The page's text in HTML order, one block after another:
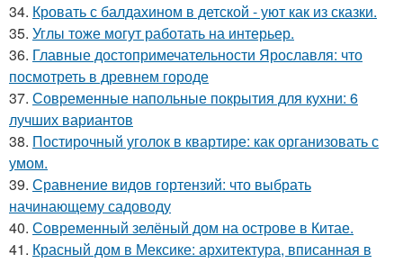
34. Кровать с балдахином в детской - уют как из сказки.
35. Углы тоже могут работать на интерьер.
36. Главные достопримечательности Ярославля: что
посмотреть в древнем городе
37. Современные напольные покрытия для кухни: 6
лучших вариантов
38. Постирочный уголок в квартире: как организовать с
умом.
39. Сравнение видов гортензий: что выбрать
начинающему садоводу
40. Современный зелёный дом на острове в Китае.
41. Красный дом в Мексике: архитектура, вписанная в